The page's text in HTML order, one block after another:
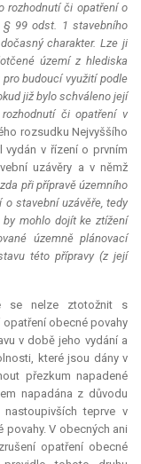
rozhodnutí či opatření o
99 odst. 1 stavebního
charakter. Lze ji
území z hlediska
budoucí využití podle
již bylo schváleno její
či opatření v
rozsudku Nejvyššího
vydán v řízení o prvním
uzávěry a v němž
při přípravě územního
stavební uzávěře, tedy
mohlo dojít ke ztížení
územně plánovací
této přípravy (z její
se nelze ztotožnit s
obecné povahy
v době jeho vydání a
které jsou dány v
přezkum napadené
napadána z důvodu
teprve v
V obecných ani
opatření obecné